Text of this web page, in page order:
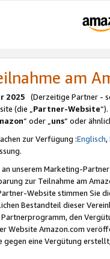
am
2025 (Derzeitige Partner -
(die „Partner-Website
“ oder „uns“ oder
zur Verfügung :Englisch,
unserem Marketing-
zur Teilnahme am
Website stimmen Sie
Bestandteil dieser
den
Website Amazon.com
gegen eine Vergütung